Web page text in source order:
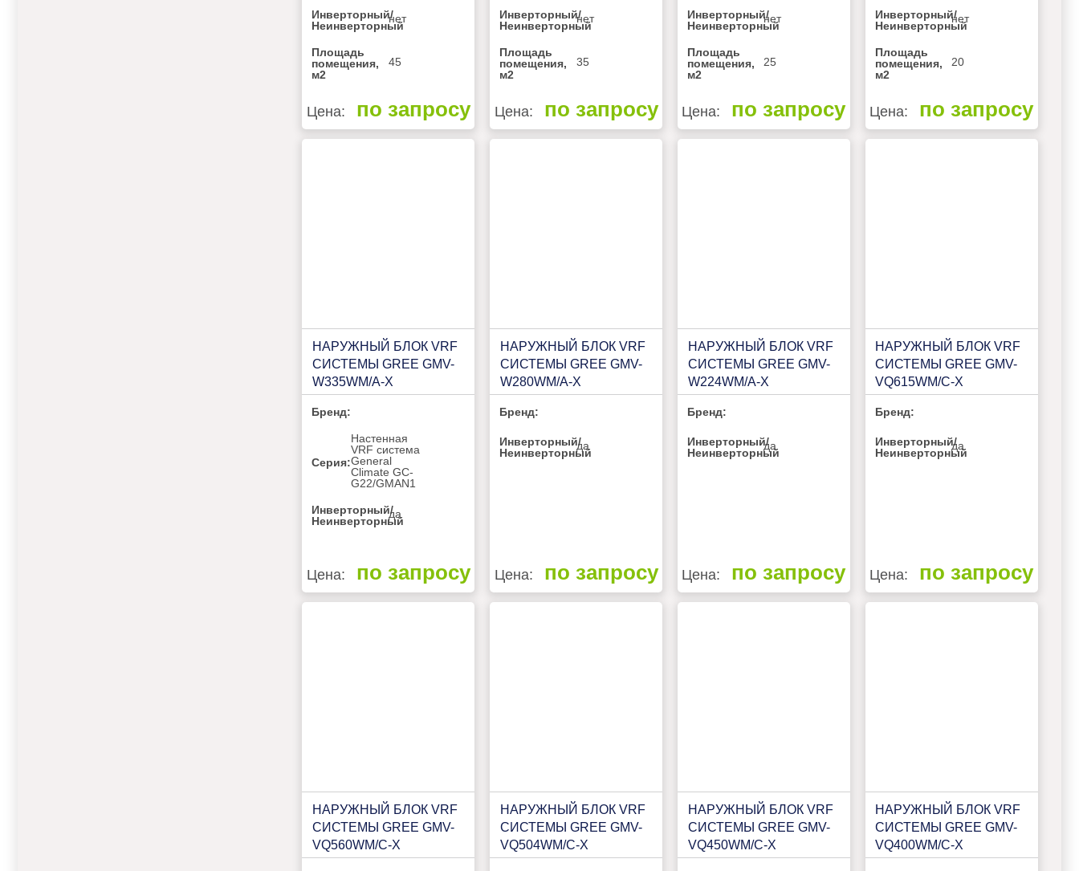
Инверторный/
Неинверторный
нет
Площадь
помещения,
м2
45
Цена: по запросу
Инверторный/
Неинверторный
нет
Площадь
помещения,
м2
35
Цена: по запросу
Инверторный/
Неинверторный
нет
Площадь
помещения,
м2
25
Цена: по запросу
Инверторный/
Неинверторный
нет
Площадь
помещения,
м2
20
Цена: по запросу
НАРУЖНЫЙ БЛОК VRF
СИСТЕМЫ GREE GMV-
W335WM/A-X
Бренд:
Серия:
Настенная
VRF система
General
Climate GC-
G22/GMAN1
Инверторный/
Неинверторный
да
Цена: по запросу
НАРУЖНЫЙ БЛОК VRF
СИСТЕМЫ GREE GMV-
W280WM/A-X
Бренд:
Инверторный/
Неинверторный
да
Цена: по запросу
НАРУЖНЫЙ БЛОК VRF
СИСТЕМЫ GREE GMV-
W224WM/A-X
Бренд:
Инверторный/
Неинверторный
да
Цена: по запросу
НАРУЖНЫЙ БЛОК VRF
СИСТЕМЫ GREE GMV-
VQ615WM/C-X
Бренд:
Инверторный/
Неинверторный
да
Цена: по запросу
НАРУЖНЫЙ БЛОК VRF
СИСТЕМЫ GREE GMV-
VQ560WM/C-X
НАРУЖНЫЙ БЛОК VRF
СИСТЕМЫ GREE GMV-
VQ504WM/C-X
НАРУЖНЫЙ БЛОК VRF
СИСТЕМЫ GREE GMV-
VQ450WM/C-X
НАРУЖНЫЙ БЛОК VRF
СИСТЕМЫ GREE GMV-
VQ400WM/C-X